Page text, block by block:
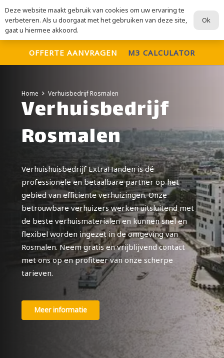
ExtraHanden
Voor al uw verhuisdiensten
OFFERTE AANVRAGEN M3 CALCULATOR
Home Verhuisbedrijf Rosmalen
Verhuisbedrijf
Rosmalen
Verhuishuisbedrijf ExtraHanden is dé
professionele en betaalbare partner op het
gebied van efficiënte verhuizingen. Onze
betrouwbare verhuizers werken uitsluitend met
de beste verhuismaterialen en kunnen snel en
flexibel worden ingezet in de omgeving van
Rosmalen. Neem gratis en vrijblijvend contact
met ons op en profiteer van onze scherpe
tarieven.
Meer informatie
Deze website maakt gebruik van cookies om uw ervaring te
verbeteren. Als u doorgaat met het gebruiken van deze site,
gaat u hiermee akkoord.
Ok